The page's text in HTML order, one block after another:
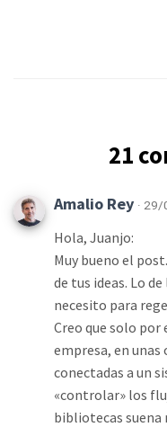
21
Amalio Rey ·
Hola, Juanjo:
Muy bueno el
de tus ideas. Lo
necesito para
Creo que solo por
empresa, en
conectadas a un
«controlar» los
bibliotecas suena